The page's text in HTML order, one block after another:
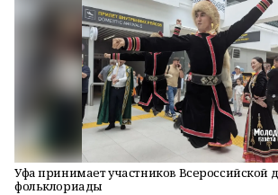
Уфа принимает участников Всероссийской
фольклориады